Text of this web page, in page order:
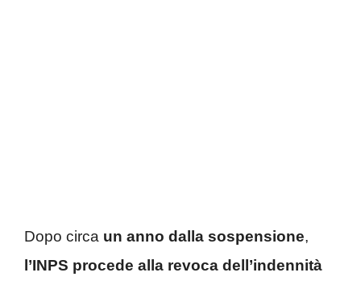
Dopo circa un anno dalla sospensione,
l’INPS procede alla revoca dell’indennità